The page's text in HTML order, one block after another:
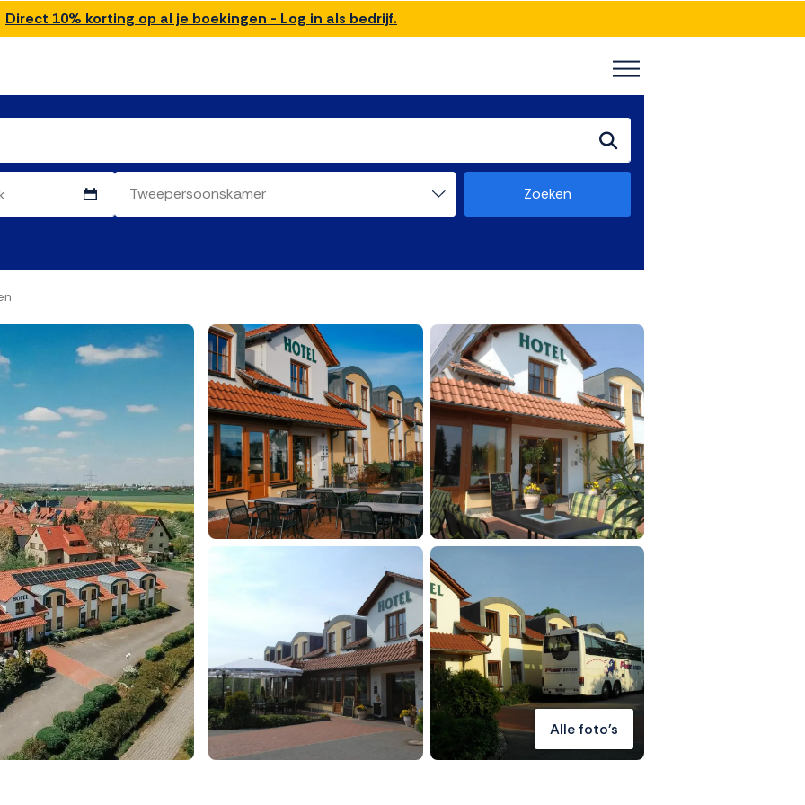
Direct 10% korting op al je boekingen - Log in als bedrijf.
Zoeken
Alle foto's